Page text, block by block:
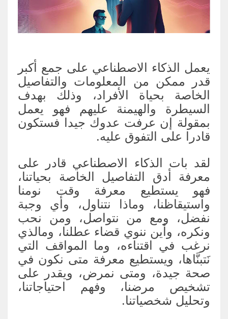
يعمل الذكاء الاصطناعي على جمع أكبر
قدر ممكن من المعلومات والتفاصيل
الخاصة بحياة الأفراد، وذلك بهدف
السيطرة والهيمنة عليهم فهو يعمل
بمقولة إن عرفت عدوك جيدا فستكون
قادرا على التفوق عليه.
لقد بات الذكاء الاصطناعي قادر على
معرفة أدق التفاصيل الخاصة بحياتنا،
فهو يستطيع معرفة وقت نومنا
واستيقاظنا، وماذا نتناول، وأي وجبة
نفضل، ومع من نتواصل، ومن نحب
ونكره، وأين ننوي قضاء عطلنا، ومالذي
نرغب في اقتناءه، وما المواقف التي
نَتبنَّاها، ويستطيع معرفة متى نكون في
صحة جيدة، ومتى نمرض، ويقدر على
تشخيص مرضنا، وفهم احتياجاتنا،
وتحليل شخصياتنا.